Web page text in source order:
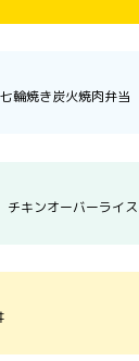
輪焼き炭火焼肉弁当
キンオーバーライス